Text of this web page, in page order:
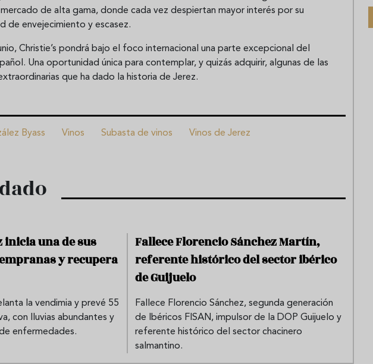
de alta gama, donde cada vez despiertan mayor interés por su
de envejecimiento y escasez.
Christie’s pondrá bajo el foco internacional una parte excepcional del
Una oportunidad única para contemplar, y quizás adquirir, algunas de las
que ha dado la historia de Jerez.
Byass Vinos Subasta de vinos Vinos de Jerez
inicia una de sus
y recupera
la vendimia y prevé 55
con lluvias abundantes y
enfermedades.
Fallece Florencio Sánchez Martín,
referente histórico del sector ibérico
de Guijuelo
Fallece Florencio Sánchez, segunda generación
de Ibéricos FISAN, impulsor de la DOP Guijuelo y
referente histórico del sector chacinero
salmantino.